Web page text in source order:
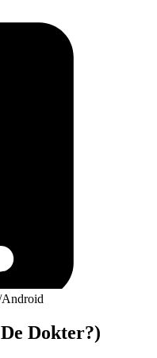
Dokter?)